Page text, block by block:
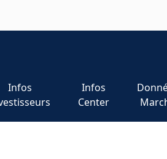
Infos
Infos
Center